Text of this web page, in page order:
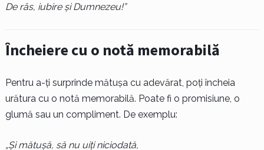
De râs, iubire și Dumnezeu!”
Încheiere cu o notă memorabilă
Pentru a-ți surprinde mătușa cu adevărat, poți încheia
urătura cu o notă memorabilă. Poate fi o promisiune, o
glumă sau un compliment. De exemplu:
„Și mătușă, să nu uiți niciodată,